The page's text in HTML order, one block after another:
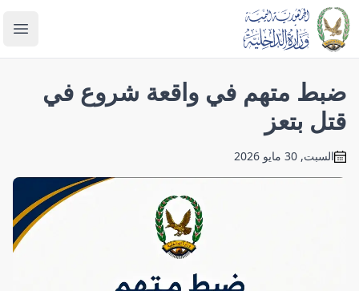
ضبط متهم في واقعة شروع في
قتل بتعز
السبت, 30 مايو 2026